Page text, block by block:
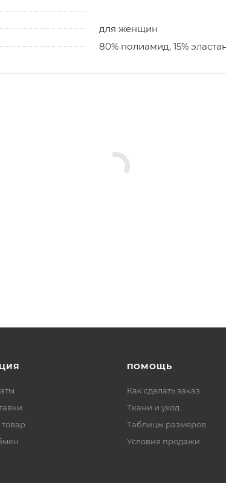
для женщин
80% полиамид, 15%
ПОМОЩЬ
Как сделать заказ
Ткани и уход
Таблицы размеров
Условия продажи